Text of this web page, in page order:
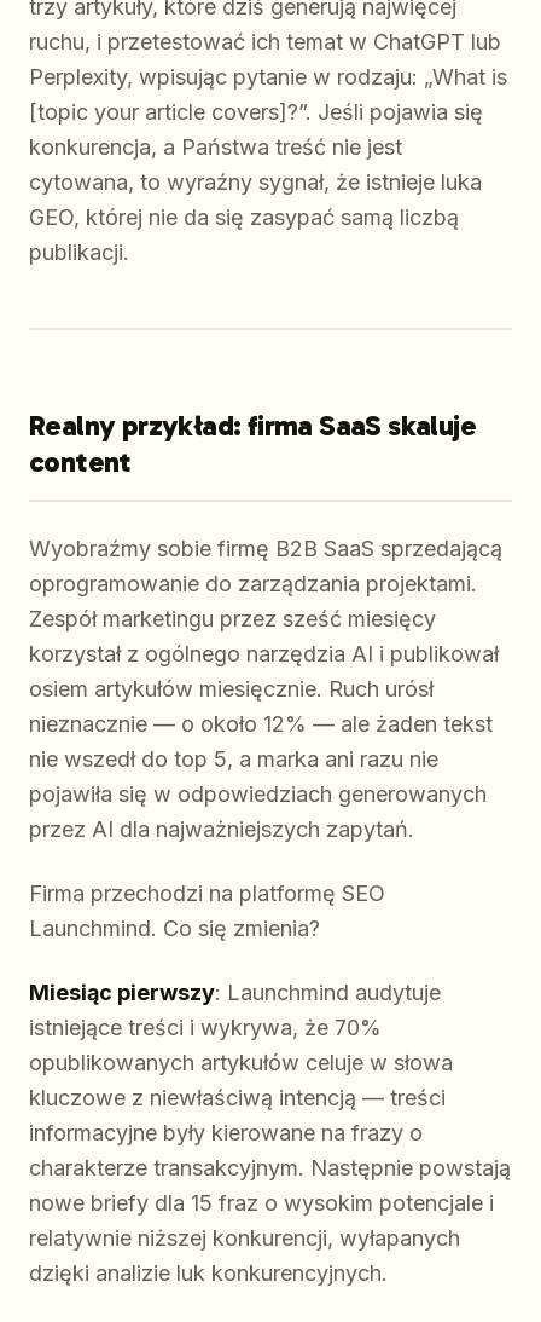
trzy artykuły, które dziś generują najwięcej
ruchu, i przetestować ich temat w ChatGPT lub
Perplexity, wpisując pytanie w rodzaju: „What is
[topic your article covers]?”. Jeśli pojawia się
konkurencja, a Państwa treść nie jest
cytowana, to wyraźny sygnał, że istnieje luka
GEO, której nie da się zasypać samą liczbą
publikacji.
Realny przykład: firma SaaS skaluje
content
Wyobraźmy sobie firmę B2B SaaS sprzedającą
oprogramowanie do zarządzania projektami.
Zespół marketingu przez sześć miesięcy
korzystał z ogólnego narzędzia AI i publikował
osiem artykułów miesięcznie. Ruch urósł
nieznacznie — o około 12% — ale żaden tekst
nie wszedł do top 5, a marka ani razu nie
pojawiła się w odpowiedziach generowanych
przez AI dla najważniejszych zapytań.
Firma przechodzi na platformę SEO
Launchmind. Co się zmienia?
Miesiąc pierwszy: Launchmind audytuje
istniejące treści i wykrywa, że 70%
opublikowanych artykułów celuje w słowa
kluczowe z niewłaściwą intencją — treści
informacyjne były kierowane na frazy o
charakterze transakcyjnym. Następnie powstają
nowe briefy dla 15 fraz o wysokim potencjale i
relatywnie niższej konkurencji, wyłapanych
dzięki analizie luk konkurencyjnych.